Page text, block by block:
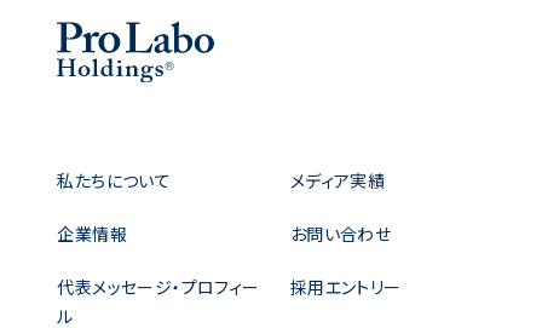
私たちについて
企業情報
代表メッセージ・プロフィー
ル
メディア実績
お問い合わせ
採用エントリー